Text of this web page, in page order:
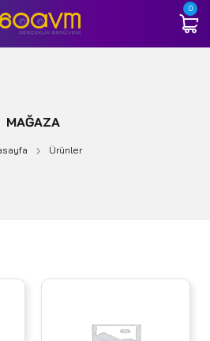
0
MAĞAZA
Ürünler